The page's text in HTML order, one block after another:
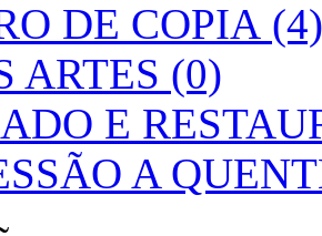
DE COPIA (4)
ARTES (0)
E
A